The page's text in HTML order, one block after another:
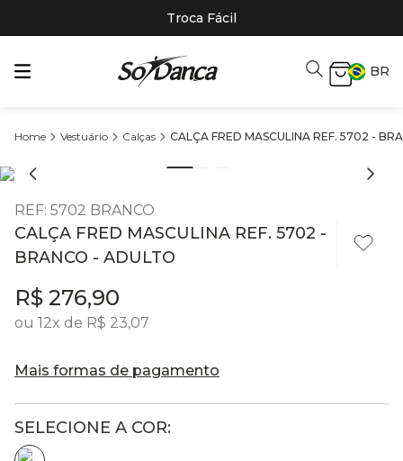
Troca Fácil
BR
Vestuário Calças CALÇA FRED MASCULINA REF. 5702 -
REF: 5702 BRANCO
CALÇA FRED MASCULINA REF. 5702 -
BRANCO - ADULTO
R$ 276,90
ou 12x de R$ 23,07
Mais formas de pagamento